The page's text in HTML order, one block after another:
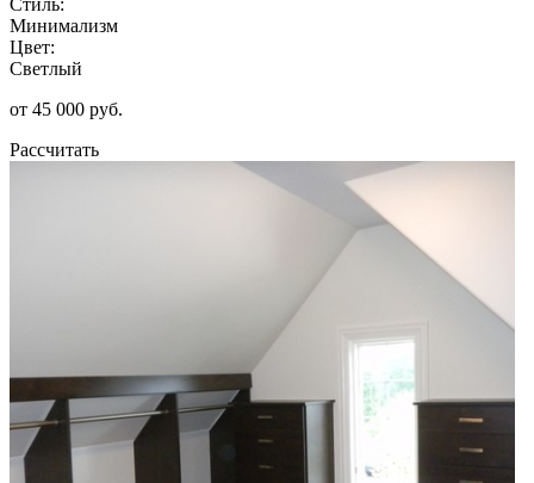
Минимализм
Цвет:
Светлый
от 45 000 руб.
Рассчитать